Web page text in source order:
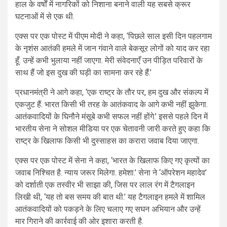
हाल के वर्षों में नागरिकों को निशाना बनाने वाली यह सबसे क्रूर
घटनाओं में से एक थी.
एक्स पर एक पोस्ट में पीएम मोदी ने कहा, ‘पिछले साल इसी दिन पहलगाम
के नृशंस आतंकी हमले में जान गंवाने वाले बेकसूर लोगों को याद कर रहा
हूँ. उन्हें कभी भुलाया नहीं जाएगा. मेरी संवेदनाएँ उन पीड़ित परिवारों के
साथ हैं जो इस दुख की घड़ी का सामना कर रहे हैं.’
प्रधानमंत्री ने आगे कहा, ‘एक राष्ट्र के तौर पर, हम दुख और संकल्प में
एकजुट हैं. भारत किसी भी तरह के आतंकवाद के आगे कभी नहीं झुकेगा.
आतंकवादियों के घिनौने मंसूबे कभी सफल नहीं होंगे.’ इससे पहले दिन में
भारतीय सेना ने सोशल मीडिया पर एक चेतावनी जारी करते हुए कहा कि
राष्ट्र के खिलाफ किसी भी दुस्साहस का करारा जवाब दिया जाएगा.
एक्स पर एक पोस्ट में सेना ने कहा, ‘भारत के खिलाफ किए गए कृत्यों का
जवाब निश्चित है. न्याय जरूर मिलेगा. हमेशा.’ सेना ने ‘ऑपरेशन महादेव’
को दर्शाती एक तस्वीर भी साझा की, जिस पर लाल रंग में टैगलाइन
लिखी थी, ‘यह तो बस समय की बात थी.’ यह टैगलाइन हमले में शामिल
आतंकवादियों को पकड़ने के लिए चलाए गए सघन अभियान और उन्हें
मार गिराने की कार्रवाई की ओर इशारा करती है.